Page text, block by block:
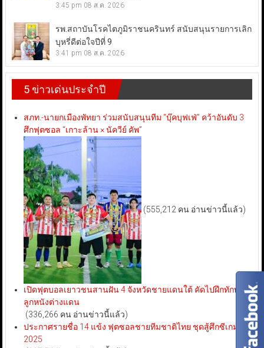
3:45 pm 08 ส.ค. 2026
รพ.สถาบันโรคไตภูมิราชนครินทร์ สนับสนุนรายการเลิก
บุหรี่ดีต่อใจปีที่ 9
3:41 pm 08 ส.ค. 2026
5 ข่าวเด่นประจำปี
สภท.-นายกเมืองพัทยา ร่วมสนับสนุนทีม “บุ๊คบุฟเฟ่” คว้าอันดับ 3
ศึกฟุตซอล “เกาะล้าน × นัควีย์ คัพ”
(555,212 คน อ่านข่าวนี้แล้ว)
เปิดฟุตบอลเยาวชนสานฝัน 4 จังหวัดชายแดนใต้ คัดไปฝึกทักษะ
ลูกหนังต่างแดน
(336,266 คน อ่านข่าวนี้แล้ว)
ประกาศรายชื่อ 14 แข้ง ฟุตซอลชายทีมชาติไทย ชุดสู้ศึกซีเกมส์
2025